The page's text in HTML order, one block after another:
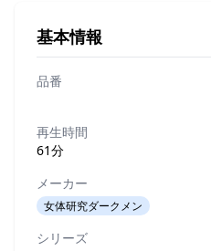
基本情報
品番
再生時間
61分
メーカー
女体研究ダークメン
シリーズ